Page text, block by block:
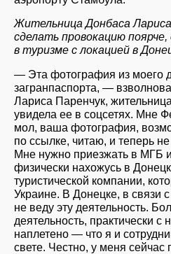
Жительница Донбаса
сделать провокацию
в туризме с локацией в
— Эта фотография из моего
загранпаспорта, —
Лариса Паренчук,
увидела ее в соцсетях. Мне
мол, ваша фотография,
по ссылке, читаю, и теперь
Мне нужно приезжать в МГБ
физически нахожусь в
туристической компании,
Украине. В Донецке, в связи
не веду эту деятельность.
деятельность, практически
наплетено — что я и
свете. Честно, у меня сейчас